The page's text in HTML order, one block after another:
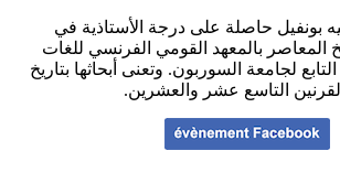
بونفيل حاصلة على درجة الأستاذية في
المعاصر بالمعهد القومي الفرنسي للغات
لجامعة السوربون. وتعنى أبحاثها بتاريخ
التاسع عشر والعشرين.